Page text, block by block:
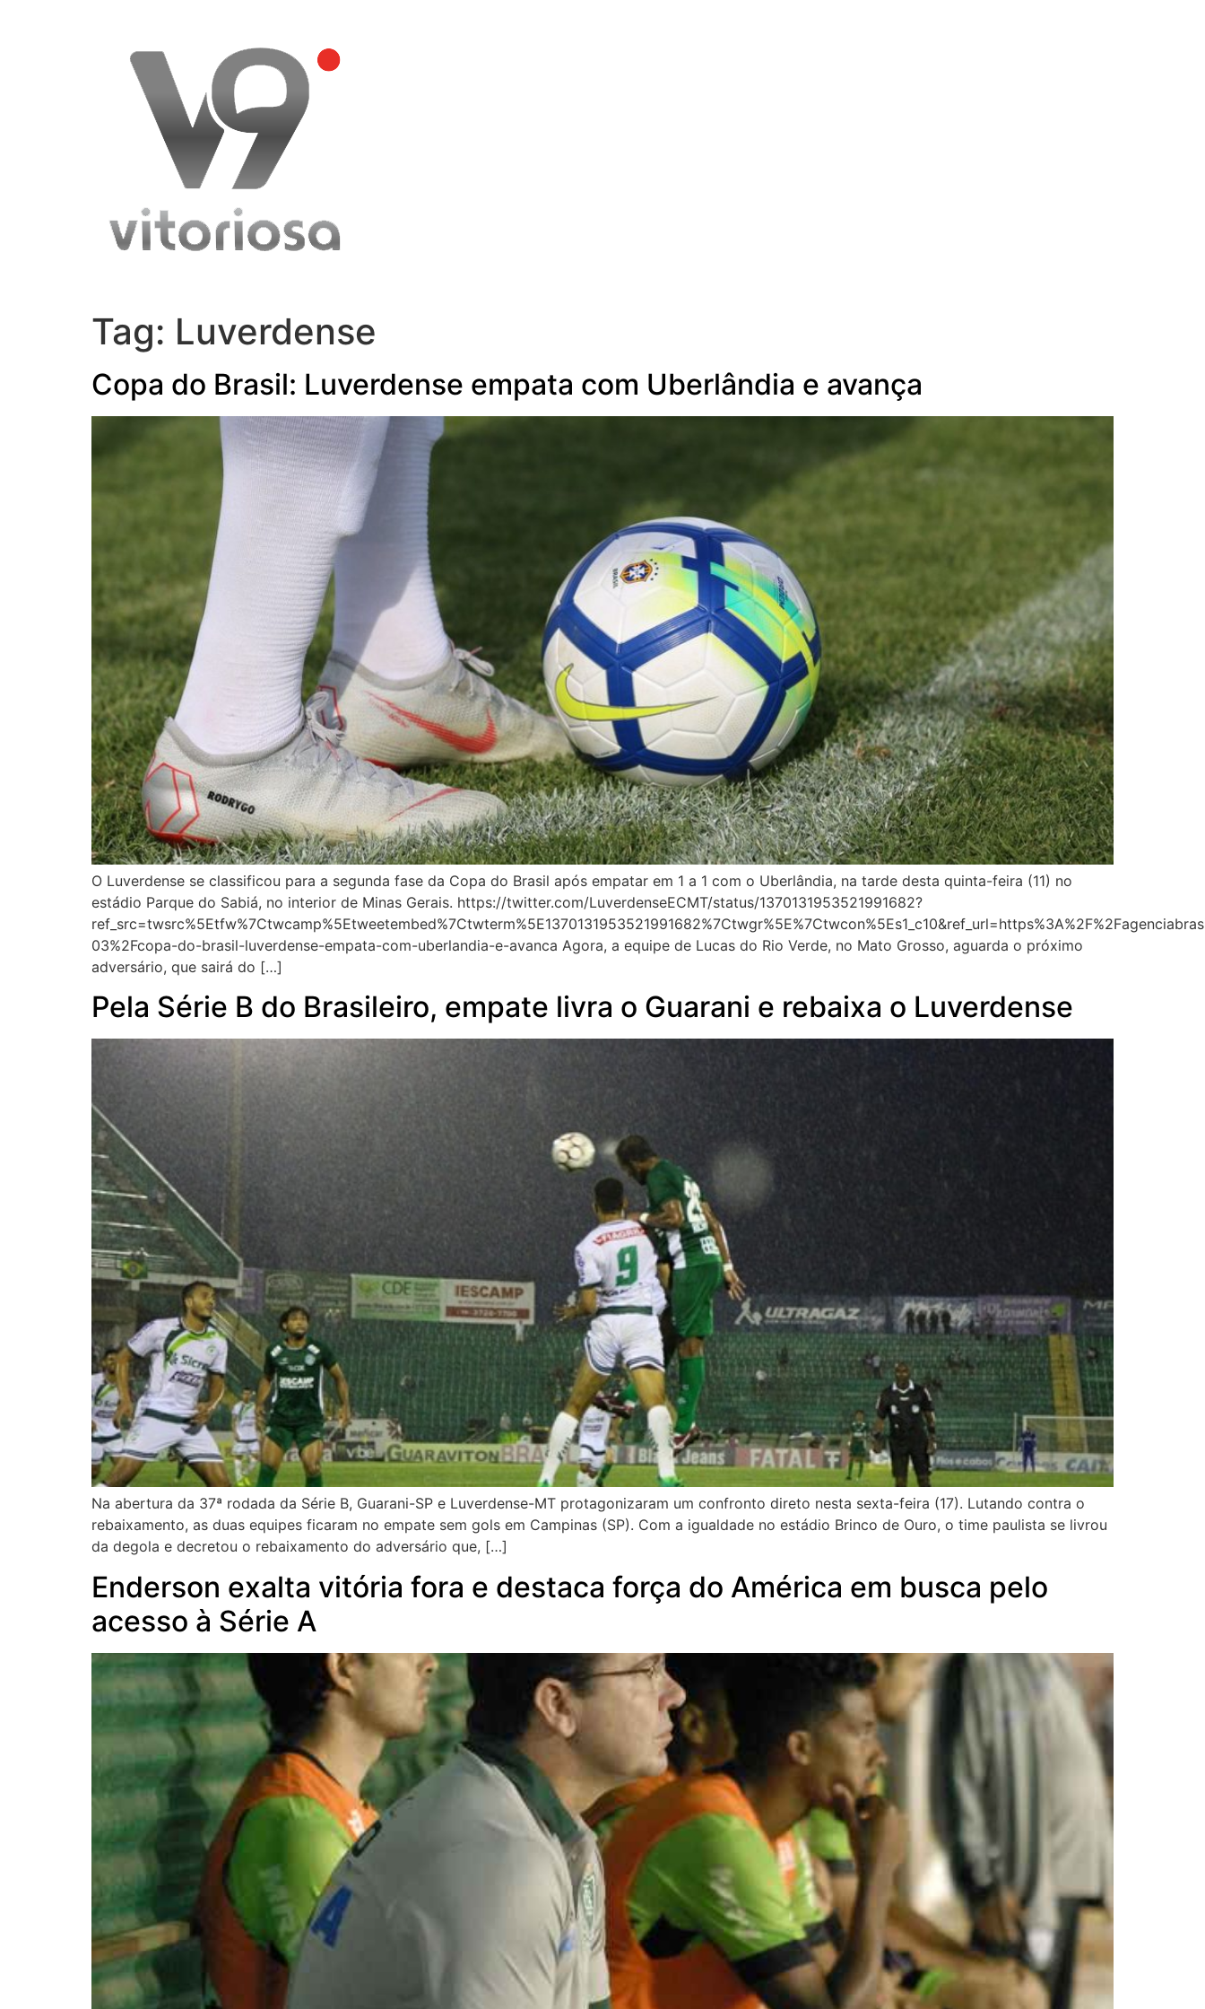
Tag: Luverdense
Copa do Brasil: Luverdense empata com Uberlândia e avança
O Luverdense se classificou para a segunda fase da Copa do Brasil após empatar em 1 a 1 com o Uberlândia, na tarde desta quinta-feira (11) no
estádio Parque do Sabiá, no interior de Minas Gerais. https://twitter.com/LuverdenseECMT/status/1370131953521991682?
03%2Fcopa-do-brasil-luverdense-empata-com-uberlandia-e-avanca Agora, a equipe de Lucas do Rio Verde, no Mato Grosso, aguarda o próximo
adversário, que sairá do […]
Pela Série B do Brasileiro, empate livra o Guarani e rebaixa o Luverdense
Na abertura da 37ª rodada da Série B, Guarani-SP e Luverdense-MT protagonizaram um confronto direto nesta sexta-feira (17). Lutando contra o
rebaixamento, as duas equipes ficaram no empate sem gols em Campinas (SP). Com a igualdade no estádio Brinco de Ouro, o time paulista se livrou
da degola e decretou o rebaixamento do adversário que, […]
Enderson exalta vitória fora e destaca força do América em busca pelo
acesso à Série A